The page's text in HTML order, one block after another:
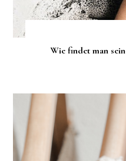
Wie findet man